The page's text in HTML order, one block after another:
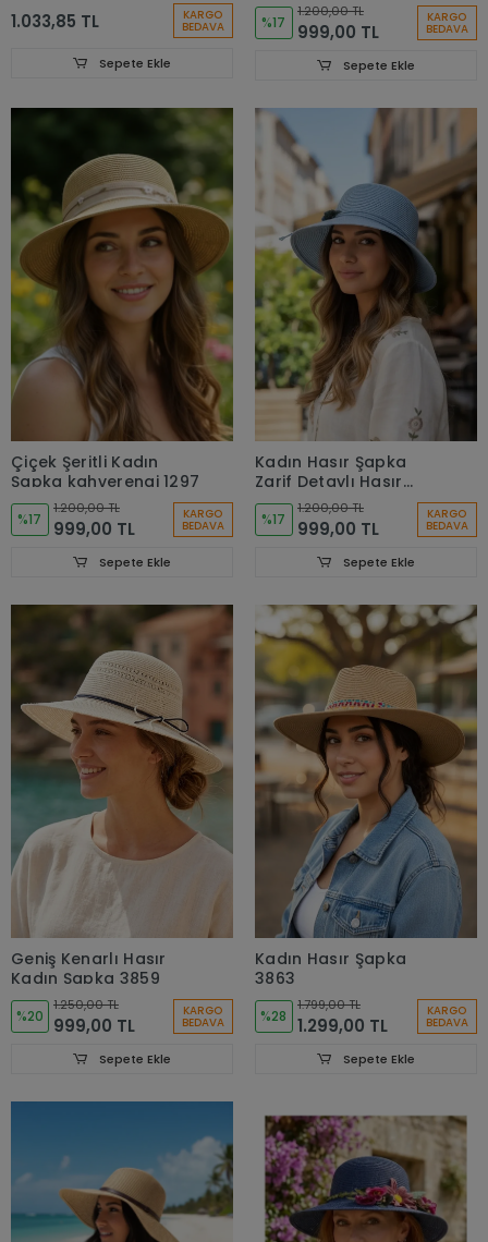
1.033,85 TL KARGO
BEDAVA
Sepete Ekle
%17
1.200,00 TL
999,00 TL
KARGO
BEDAVA
Sepete Ekle
Çiçek Şeritli Kadın
Şapka kahverengi 1297
%17
1.200,00 TL
999,00 TL
KARGO
BEDAVA
Sepete Ekle
Kadın Hasır Şapka
Zarif Detaylı Hasır
Şapka - Bohem Esintili
Güneş Koruması 3851
%17
1.200,00 TL
999,00 TL
KARGO
BEDAVA
Sepete Ekle
Geniş Kenarlı Hasır
Kadın Şapka 3859
%20
1.250,00 TL
999,00 TL
KARGO
BEDAVA
Sepete Ekle
Kadın Hasır Şapka
3863
%28
1.799,00 TL
1.299,00 TL
KARGO
BEDAVA
Sepete Ekle